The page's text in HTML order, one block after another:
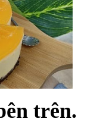
trên.